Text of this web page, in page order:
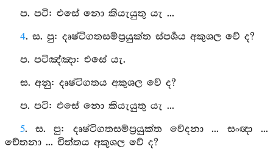
ප. පටි: එසේ නො කියැයුතු යැ ...
4. ස. පු: දෘෂ්ටිගතසම්ප්‍රයුක්ත ස්පර්‍ශය අකුශල වේ ද?
ප. පටිඤ්‍ඤා: එසේ යැ.
ස. අනු: දෘෂ්ටිගතය අකුශල වේ ද?
ප. පටි: එසේ නො කියැයුතු යැ ...
5. ස. පු: දෘෂ්ටිගතසම්ප්‍රයුක්ත වේදනා ... සංඥා ...
චේතනා ... චිත්තය අකුශල වේ ද?